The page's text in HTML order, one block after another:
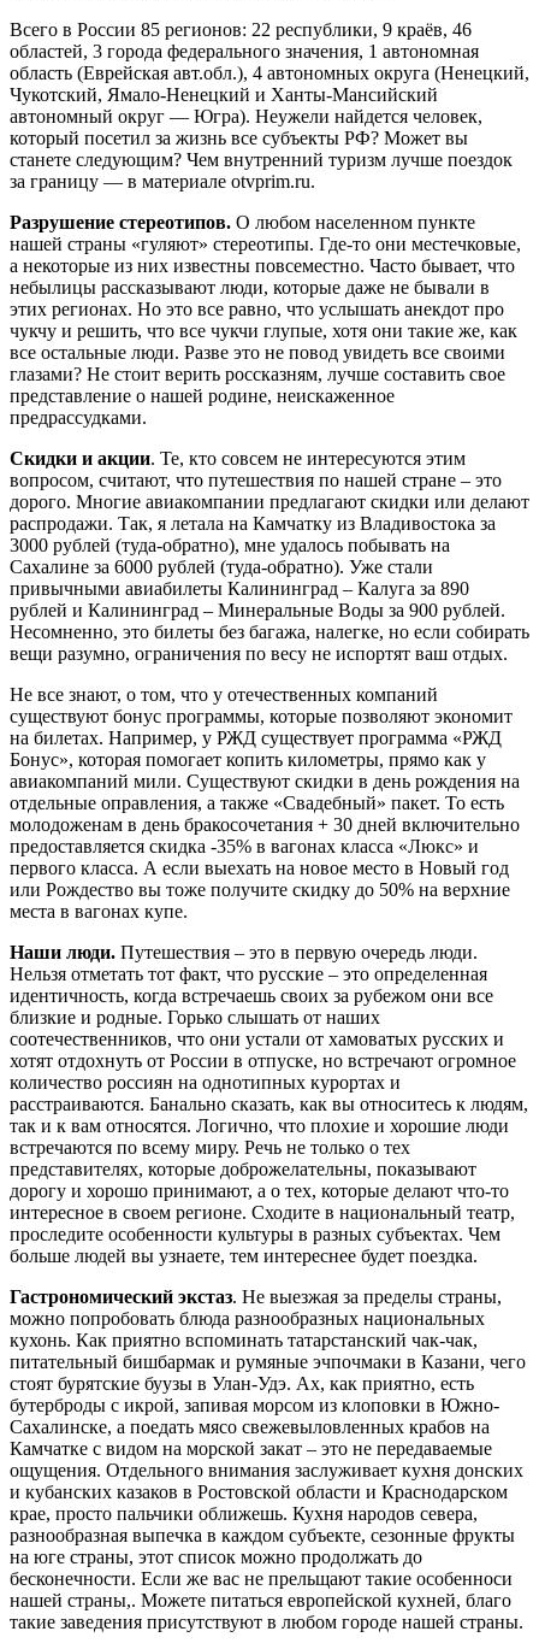
Всего в России 85 регионов: 22 республики, 9 краёв, 46
областей, 3 города федерального значения, 1 автономная
область (Еврейская авт.обл.), 4 автономных округа (Ненецкий,
Чукотский, Ямало-Ненецкий и Ханты-Мансийский
автономный округ — Югра). Неужели найдется человек,
который посетил за жизнь все субъекты РФ? Может вы
станете следующим? Чем внутренний туризм лучше поездок
за границу — в материале otvprim.ru.
Разрушение стереотипов. О любом населенном пункте
нашей страны «гуляют» стереотипы. Где-то они местечковые,
а некоторые из них известны повсеместно. Часто бывает, что
небылицы рассказывают люди, которые даже не бывали в
этих регионах. Но это все равно, что услышать анекдот про
чукчу и решить, что все чукчи глупые, хотя они такие же, как
все остальные люди. Разве это не повод увидеть все своими
глазами? Не стоит верить россказням, лучше составить свое
представление о нашей родине, неискаженное
предрассудками.
Скидки и акции. Те, кто совсем не интересуются этим
вопросом, считают, что путешествия по нашей стране – это
дорого. Многие авиакомпании предлагают скидки или делают
распродажи. Так, я летала на Камчатку из Владивостока за
3000 рублей (туда-обратно), мне удалось побывать на
Сахалине за 6000 рублей (туда-обратно). Уже стали
привычными авиабилеты Калининград – Калуга за 890
рублей и Калининград – Минеральные Воды за 900 рублей.
Несомненно, это билеты без багажа, налегке, но если собирать
вещи разумно, ограничения по весу не испортят ваш отдых.
Не все знают, о том, что у отечественных компаний
существуют бонус программы, которые позволяют экономит
на билетах. Например, у РЖД существует программа «РЖД
Бонус», которая помогает копить километры, прямо как у
авиакомпаний мили. Существуют скидки в день рождения на
отдельные оправления, а также «Свадебный» пакет. То есть
молодоженам в день бракосочетания + 30 дней включительно
предоставляется скидка -35% в вагонах класса «Люкс» и
первого класса. А если выехать на новое место в Новый год
или Рождество вы тоже получите скидку до 50% на верхние
места в вагонах купе.
Наши люди. Путешествия – это в первую очередь люди.
Нельзя отметать тот факт, что русские – это определенная
идентичность, когда встречаешь своих за рубежом они все
близкие и родные. Горько слышать от наших
соотечественников, что они устали от хамоватых русских и
хотят отдохнуть от России в отпуске, но встречают огромное
количество россиян на однотипных курортах и
расстраиваются. Банально сказать, как вы относитесь к людям,
так и к вам относятся. Логично, что плохие и хорошие люди
встречаются по всему миру. Речь не только о тех
представителях, которые доброжелательны, показывают
дорогу и хорошо принимают, а о тех, которые делают что-то
интересное в своем регионе. Сходите в национальный театр,
проследите особенности культуры в разных субъектах. Чем
больше людей вы узнаете, тем интереснее будет поездка.
Гастрономический экстаз. Не выезжая за пределы страны,
можно попробовать блюда разнообразных национальных
кухонь. Как приятно вспоминать татарстанский чак-чак,
питательный бишбармак и румяные эчпочмаки в Казани, чего
стоят бурятские буузы в Улан-Удэ. Ах, как приятно, есть
бутерброды с икрой, запивая морсом из клоповки в Южно-
Сахалинске, а поедать мясо свежевыловленных крабов на
Камчатке с видом на морской закат – это не передаваемые
ощущения. Отдельного внимания заслуживает кухня донских
и кубанских казаков в Ростовской области и Краснодарском
крае, просто пальчики оближешь. Кухня народов севера,
разнообразная выпечка в каждом субъекте, сезонные фрукты
на юге страны, этот список можно продолжать до
бесконечности. Если же вас не прельщают такие особенноси
нашей страны,. Можете питаться европейской кухней, благо
такие заведения присутствуют в любом городе нашей страны.